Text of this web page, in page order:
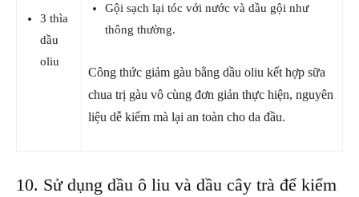
3 thìa
dầu
oliu
Gội sạch lại tóc với nước và dầu gội như
thông thường.
Công thức giảm gàu bằng dầu oliu kết hợp sữa
chua trị gàu vô cùng đơn giản thực hiện, nguyên
liệu dễ kiếm mà lại an toàn cho da đầu.
10. Sử dụng dầu ô liu và dầu cây trà để kiểm